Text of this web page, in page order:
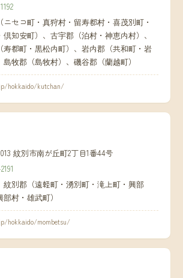
ニセコ町・真狩村・留寿都村・喜茂別町・
倶知安町）、古宇郡（泊村・神恵内村）、
寿都町・黒松内町）、岩内郡（共和町・岩
島牧郡（島牧村）、磯谷郡（蘭越町）
hokkaido/kutchan/
紋別市南が丘町2丁目1番44号
紋別郡（遠軽町・湧別町・滝上町・興部
村・雄武町）
hokkaido/mombetsu/